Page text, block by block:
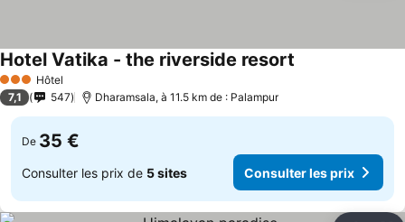
3 ÉtoilesHôtel
Hotel Vatika - the riverside resort
7,1 547 Dharamsala, à 11.5 km de : Palampur
De 35 €
Consulter les prix de 5 sites Consulter les prix